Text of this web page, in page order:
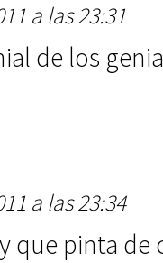
a las 23:31
de los
a las 23:34
que pinta